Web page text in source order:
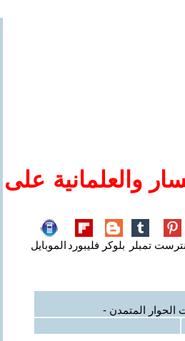
والعلمانية على
تمبلر بلوكر فليبورد الموبايل
الحوار المتمدن -